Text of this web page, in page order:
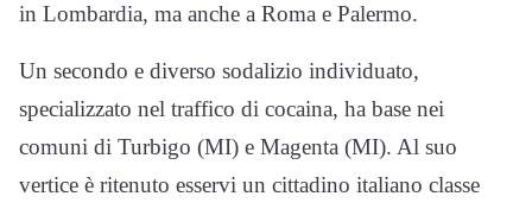
in Lombardia, ma anche a Roma e Palermo.
Un secondo e diverso sodalizio individuato,
specializzato nel traffico di cocaina, ha base nei
comuni di Turbigo (MI) e Magenta (MI). Al suo
vertice è ritenuto esservi un cittadino italiano classe